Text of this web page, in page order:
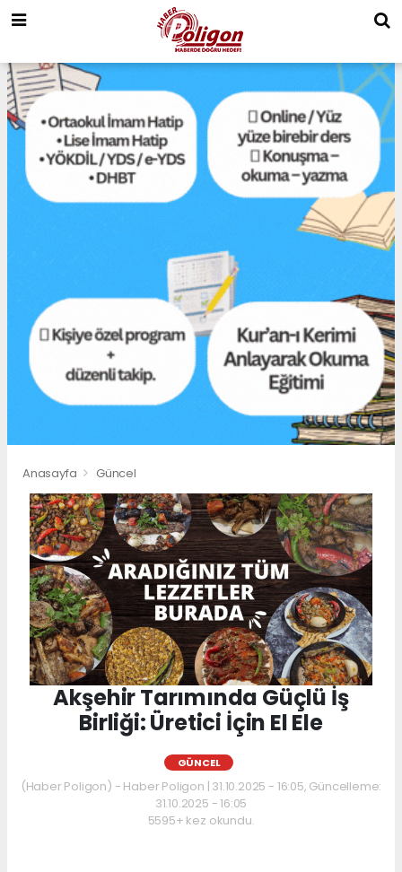
Anasayfa Güncel
Akşehir Tarımında Güçlü İş
Birliği: Üretici İçin El Ele
GÜNCEL
(Haber Poligon) - Haber Poligon | 31.10.2025 - 16:05, Güncelleme:
31.10.2025 - 16:05
5595+ kez okundu.